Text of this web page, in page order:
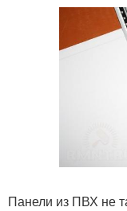
Панели из ПВХ не